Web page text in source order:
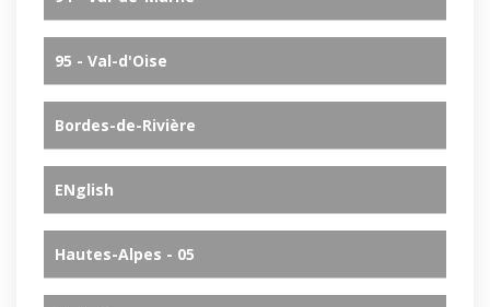
95 - Val-d'Oise
Bordes-de-Rivière
ENglish
Hautes-Alpes - 05